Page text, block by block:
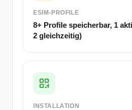
ESIM-PROFILE
8+ Profile speicherbar, 1
2 gleichzeitig)
INSTALLATION